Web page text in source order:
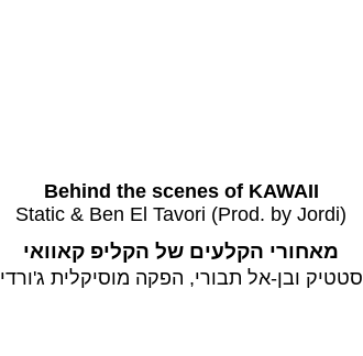
Behind the scenes of KAWAII
Static & Ben El Tavori (Prod. by Jordi)
מאחורי הקלעים של הקליפ קאוואי
סטטיק ובן-אל תבורי, הפקה מוסיקלית ג'ורדי